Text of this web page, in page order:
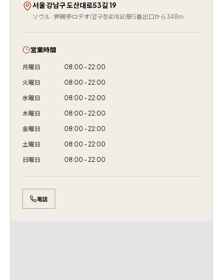
서울 강남구 도산대로53길 19
ソウル · 狎鴎亭ロデオ(압구정로데오)駅5番出口から348m
営業時間
月曜日 08:00 - 22:00
火曜日 08:00 - 22:00
水曜日 08:00 - 22:00
木曜日 08:00 - 22:00
金曜日 08:00 - 22:00
土曜日 08:00 - 22:00
日曜日 08:00 - 22:00
電話